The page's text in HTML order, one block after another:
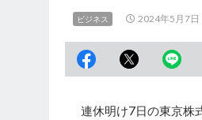
ビジネス 2024年5月7日
連休明け7日の東京株